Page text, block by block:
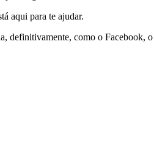
aqui para te ajudar.
definitivamente, como o